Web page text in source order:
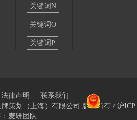
关键词N
关键词O
关键词P
法律声明
联系我们
策划（上海）有限公司 版权所有 / 沪ICP
麦研团队